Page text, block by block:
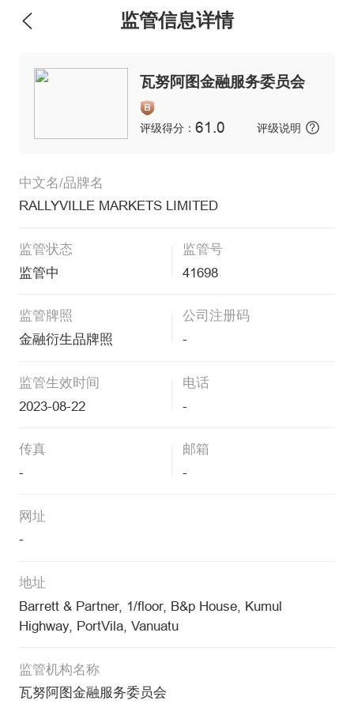
监管信息详情
瓦努阿图金融服务委员会
评级得分： 61.0 评级说明
中文名/品牌名
RALLYVILLE MARKETS LIMITED
监管状态
监管中
监管号
41698
监管牌照
金融衍生品牌照
公司注册码
-
监管生效时间
2023-08-22
电话
-
传真
-
邮箱
-
网址
-
地址
Barrett & Partner, 1/floor, B&p House, Kumul
Highway, PortVila, Vanuatu
监管机构名称
瓦努阿图金融服务委员会